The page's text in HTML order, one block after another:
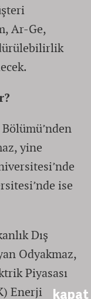
kapat
Ar-Ge,
yine
ise
Dış
Odyakmaz,
Piyasası
Enerji